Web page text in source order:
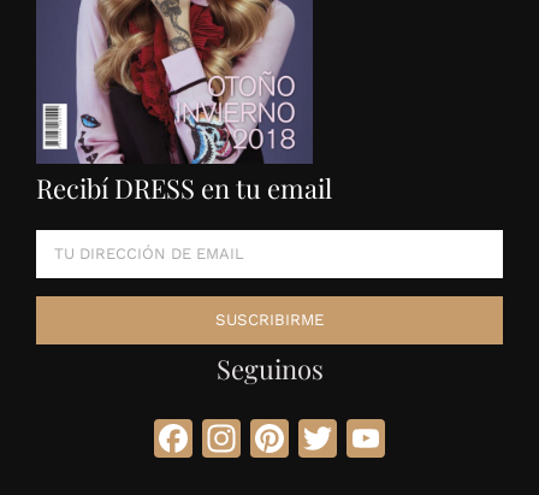
Recibí DRESS en tu email
Seguinos
Facebook
Instagram
Pinterest
Twitter